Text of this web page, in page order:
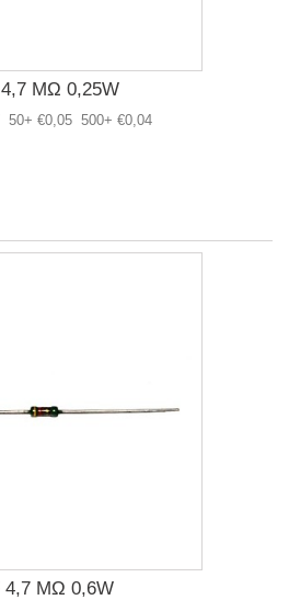
MΩ 0,25W
50+ €0,05 500+ €0,04
4,7 MΩ 0,6W